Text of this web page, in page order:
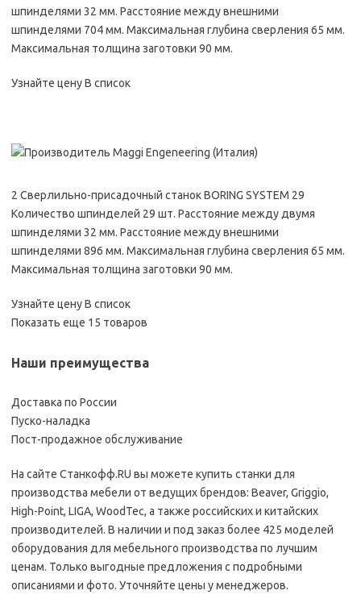
шпинделями 32 мм. Расстояние между внешними
шпинделями 704 мм. Максимальная глубина сверления 65 мм.
Максимальная толщина заготовки 90 мм.
Узнайте цену В список
2 Сверлильно-присадочный станок BORING SYSTEM 29
Количество шпинделей 29 шт. Расстояние между двумя
шпинделями 32 мм. Расстояние между внешними
шпинделями 896 мм. Максимальная глубина сверления 65 мм.
Максимальная толщина заготовки 90 мм.
Узнайте цену В список
Показать еще 15 товаров
Наши преимущества
Доставка по России
Пуско-наладка
Пост-продажное обслуживание
На сайте Станкофф.RU вы можете купить станки для
производства мебели от ведущих брендов: Beaver, Griggio,
High-Point, LIGA, WoodTec, а также российских и китайских
производителей. В наличии и под заказ более 425 моделей
оборудования для мебельного производства по лучшим
ценам. Только выгодные предложения с подробными
описаниями и фото. Уточняйте цены у менеджеров.